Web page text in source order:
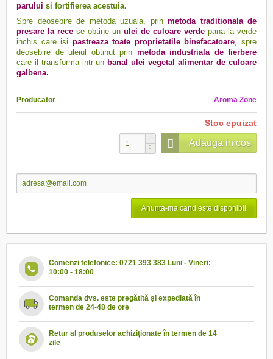
parului si fortifierea acestuia.
Spre deosebire de metoda uzuala, prin metoda traditionala de
presare la rece se obtine un ulei de culoare verde pana la verde
inchis care isi pastreaza toate proprietatile binefacatoare,spre
deosebire de uleiul obtinut prin metoda industriala de fierbere
care il transforma intr-un banal ulei vegetal alimentar de culoare
galbena.
Producator Aroma Zone
Stoc epuizat
Adauga in cos
Anunta-ma cand este disponibil
Comenzi telefonice: 0721 393 383 Luni - Vineri:
10:00 - 18:00
Comanda dvs. este pregătită și expediată în
termen de 24-48 de ore
Retur al produselor achiziționate în termen de 14
zile